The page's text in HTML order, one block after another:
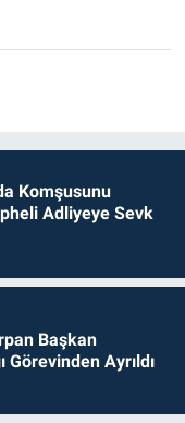
Komşusunu
Adliyeye Sevk
Başkan
Görevinden Ayrıldı